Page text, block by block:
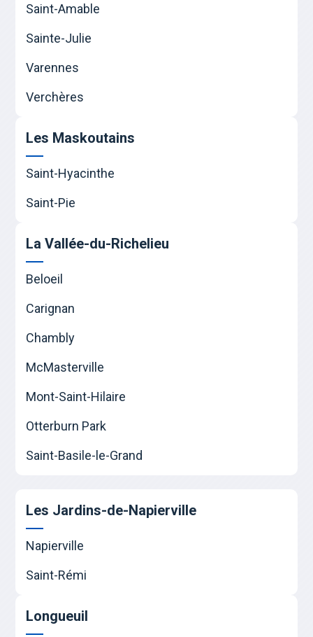
Saint-Amable
Sainte-Julie
Varennes
Verchères
Les Maskoutains
Saint-Hyacinthe
Saint-Pie
La Vallée-du-Richelieu
Beloeil
Carignan
Chambly
McMasterville
Mont-Saint-Hilaire
Otterburn Park
Saint-Basile-le-Grand
Les Jardins-de-Napierville
Napierville
Saint-Rémi
Longueuil